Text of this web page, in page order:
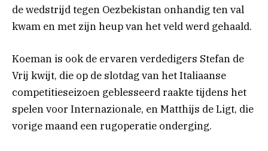
de wedstrijd tegen Oezbekistan onhandig ten val
kwam en met zijn heup van het veld werd gehaald.
Koeman is ook de ervaren verdedigers Stefan de
Vrij kwijt, die op de slotdag van het Italiaanse
competitieseizoen geblesseerd raakte tijdens het
spelen voor Internazionale, en Matthijs de Ligt, die
vorige maand een rugoperatie onderging.